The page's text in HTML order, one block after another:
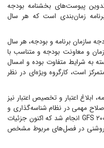
پیوست‌های بخشنامه بودجه
زمان‌بندی است که هر سال
سازمان برنامه و بودجه، هر سال
و معاونت بودجه و متناسب با
به شرایط متفاوت بوده و امسال
است، کارگروه ویژه‌ای در نظر
ابلاغ اعتبار و تخصیص اعتبار نیز
سال بازنگری می‌شود. در سال ۱۴۰۳ اصلاح مهمی در نظام شناسه‌گذاری و
طبقه‌بندی هزینه‌ها بر اساس استاندارد GFS ۲۰۰۱ انجام شد که اکنون جزئیات
در فصل‌های مربوط مشخص